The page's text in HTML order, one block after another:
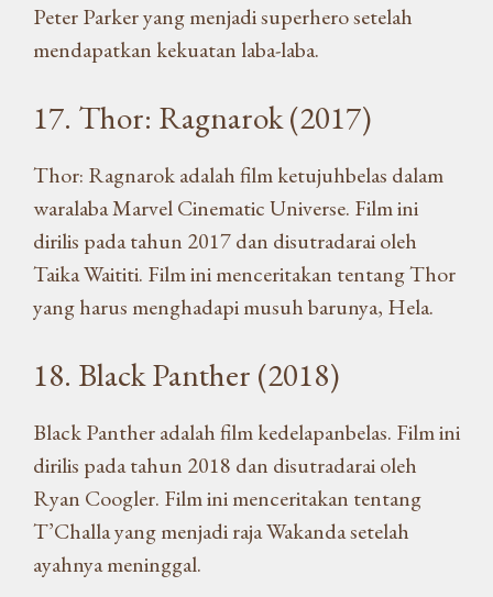
Peter Parker yang menjadi superhero setelah
mendapatkan kekuatan laba-laba.
17. Thor: Ragnarok (2017)
Thor: Ragnarok adalah film ketujuhbelas dalam
waralaba Marvel Cinematic Universe. Film ini
dirilis pada tahun 2017 dan disutradarai oleh
Taika Waititi. Film ini menceritakan tentang Thor
yang harus menghadapi musuh barunya, Hela.
18. Black Panther (2018)
Black Panther adalah film kedelapanbelas. Film ini
dirilis pada tahun 2018 dan disutradarai oleh
Ryan Coogler. Film ini menceritakan tentang
T’Challa yang menjadi raja Wakanda setelah
ayahnya meninggal.